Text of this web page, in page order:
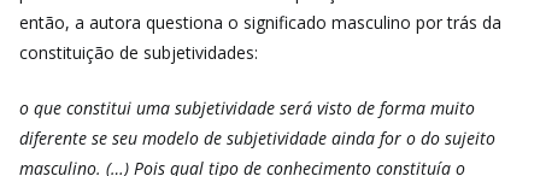
então, a autora questiona o significado masculino por trás da
constituição de subjetividades:
o que constitui uma subjetividade será visto de forma muito
diferente se seu modelo de subjetividade ainda for o do sujeito
masculino. (…) Pois qual tipo de conhecimento constituía o